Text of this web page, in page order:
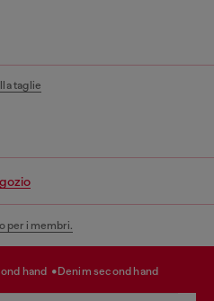
taglie
per i membri.
hand denim second hand